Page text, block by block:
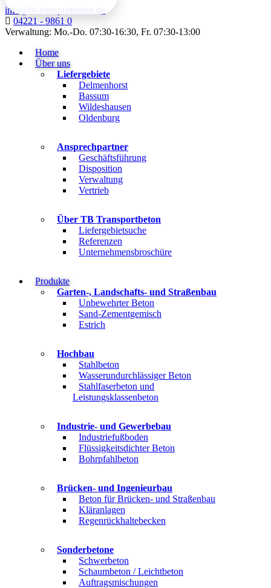
info@tb-transportbeton.de
04221 - 9861 0
Verwaltung: Mo.-Do. 07:30-16:30, Fr. 07:30-13:00
Home
Über uns
Liefergebiete
Delmenhorst
Bassum
Wildeshausen
Oldenburg
Ansprechpartner
Geschäftsführung
Disposition
Verwaltung
Vertrieb
Über TB Transportbeton
Liefergebietsuche
Referenzen
Unternehmensbroschüre
Produkte
Garten-, Landschafts- und Straßenbau
Unbewehrter Beton
Sand-Zementgemisch
Estrich
Hochbau
Stahlbeton
Wasserundurchlässiger Beton
Stahlfaserbeton und
Leistungsklassenbeton
Industrie- und Gewerbebau
Industriefußboden
Flüssigkeitsdichter Beton
Bohrpfahlbeton
Brücken- und Ingenieurbau
Beton für Brücken- und Straßenbau
Kläranlagen
Regenrückhaltebecken
Sonderbetone
Schwerbeton
Schaumbeton / Leichtbeton
Auftragsmischungen